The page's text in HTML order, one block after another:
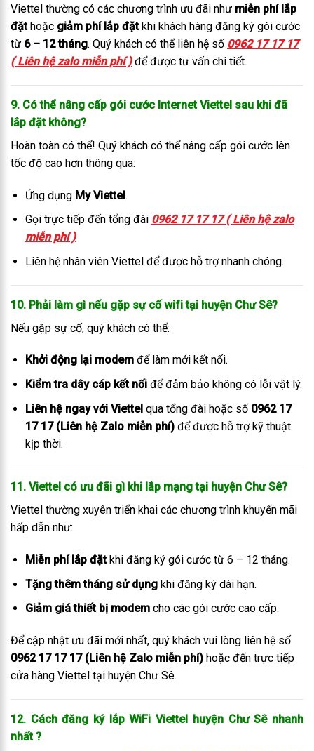
Viettel thường có các chương trình ưu đãi như miễn phí lắp
đặthoặc giảm phí lắp đặtkhi khách hàng đăng ký gói cước
từ 6 – 12 tháng. Quý khách có thể liên hệ số 0962 17 17 17
( Liên hệ zalo miễn phí )để được tư vấn chi tiết.
9. Có thể nâng cấp gói cước Internet Viettel sau khi đã
lắp đặt không?
Hoàn toàn có thể! Quý khách có thể nâng cấp gói cước lên
tốc độ cao hơn thông qua:
Ứng dụng My Viettel.
Gọi trực tiếp đến tổng đài 0962 17 17 17 ( Liên hệ zalo
miễn phí )
Liên hệ nhân viên Viettel để được hỗ trợ nhanh chóng.
10. Phải làm gì nếu gặp sự cố wifi tại huyện Chư Sê?
Nếu gặp sự cố, quý khách có thể:
Khởi động lại modemđể làm mới kết nối.
Kiểm tra dây cáp kết nốiđể đảm bảo không có lỗi vật lý.
Liên hệ ngay với Viettelqua tổng đài hoặc số 0962 17
17 17 (Liên hệ Zalo miễn phí)để được hỗ trợ kỹ thuật
kịp thời.
11. Viettel có ưu đãi gì khi lắp mạng tại huyện Chư Sê?
Viettel thường xuyên triển khai các chương trình khuyến mãi
hấp dẫn như:
Miễn phí lắp đặtkhi đăng ký gói cước từ 6 – 12 tháng.
Tặng thêm tháng sử dụngkhi đăng ký dài hạn.
Giảm giá thiết bị modemcho các gói cước cao cấp.
Để cập nhật ưu đãi mới nhất, quý khách vui lòng liên hệ số
0962 17 17 17 (Liên hệ Zalo miễn phí) hoặc đến trực tiếp
cửa hàng Viettel tại huyện Chư Sê.
12. Cách đăng ký lắp WiFi Viettel huyện Chư Sênhanh
nhất?